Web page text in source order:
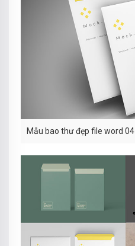
Mẫu bao thư đẹp file word 04